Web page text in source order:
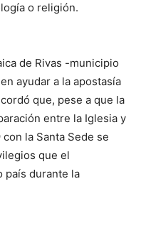
o religión.
de Rivas -municipio
ayudar a la apostasía
que, pese a que la
entre la Iglesia y
la Santa Sede se
que el
país durante la